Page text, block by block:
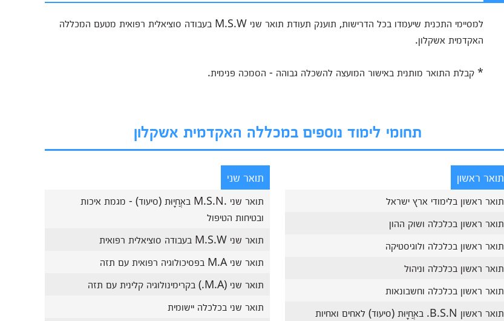
למסיימי התכנית שיעמדו בכל הדרישות, תוענק תעודת תואר שני M.S.W בעבודה סוציאלית רפואית מטעם המכללה
האקדמית אשקלון.
* קבלת התואר מותנית באישור המועצה להשכלה גבוהה - הסמכה פנימית.
תחומי לימוד נוספים במכללה האקדמית אשקלון
תואר ראשון
תואר ראשון בלימודי ארץ ישראל
תואר ראשון בכלכלה ושוק ההון
תואר ראשון בכלכלה ולוגיסטיקה
תואר ראשון בכלכלה וניהול
תואר ראשון בכלכלה וחשבונאות
תואר ראשון B.S.N. באֲחָיוּת (סיעוד) לאחים ואחיות
תואר שני
תואר שני .M.S.N באֲחָיוּת (סיעוד) - מגמת איכות
ובטיחות הטיפול
תואר שני M.S.W בעבודה סוציאלית רפואית
תואר שני M.A בפסיכולוגיה רפואית עם תזה
תואר שני (M.A.) בקרימינולוגיה קלינית עם תזה
תואר שני בכלכלה יישומית